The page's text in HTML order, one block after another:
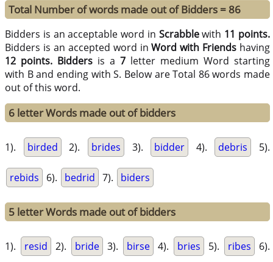
Total Number of words made out of Bidders = 86
Bidders is an acceptable word in Scrabblewith 11 points.
Bidders is an accepted word inWord with Friends having
12 points. Bidders is a7 letter medium Word starting
with B and ending with S. Below are Total 86 words made
out of this word.
6 letter Words made out of bidders
1). birded 2). brides 3). bidder 4). debris 5).
rebids 6). bedrid 7). biders
5 letter Words made out of bidders
1). resid 2). bride 3). birse 4). bries 5). ribes 6).